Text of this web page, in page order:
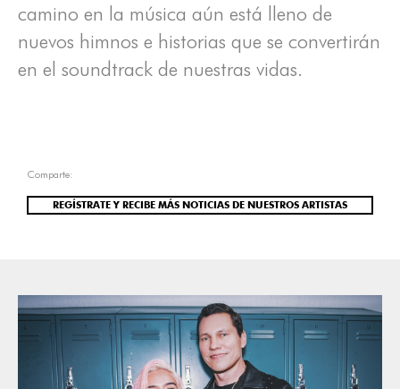
camino en la música aún está lleno de
nuevos himnos e historias que se convertirán
en el soundtrack de nuestras vidas.
Comparte:
REGÍSTRATE Y RECIBE MÁS NOTICIAS DE NUESTROS ARTISTAS